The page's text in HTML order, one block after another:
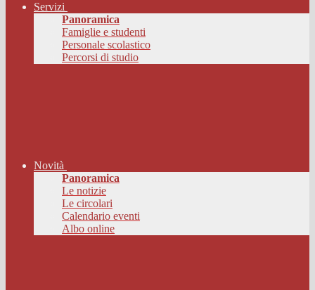
Servizi
Panoramica
Famiglie e studenti
Personale scolastico
Percorsi di studio
Novità
Panoramica
Le notizie
Le circolari
Calendario eventi
Albo online